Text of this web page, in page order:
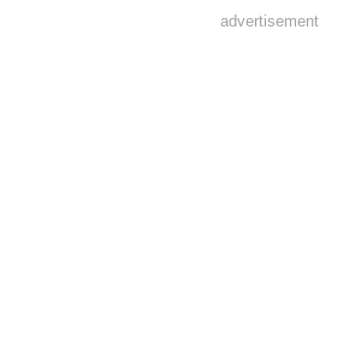
advertisement